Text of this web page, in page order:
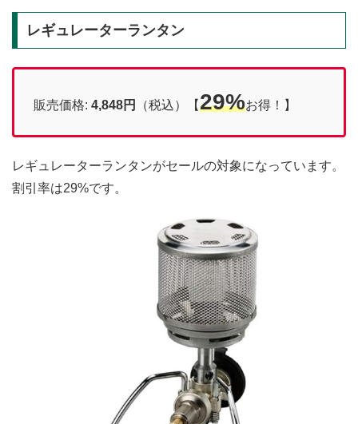
レギュレーターランタン
販売価格: 4,848円 （税込）【29%お得！】
レギュレーターランタンがセールの対象になっています。
割引率は29%です。